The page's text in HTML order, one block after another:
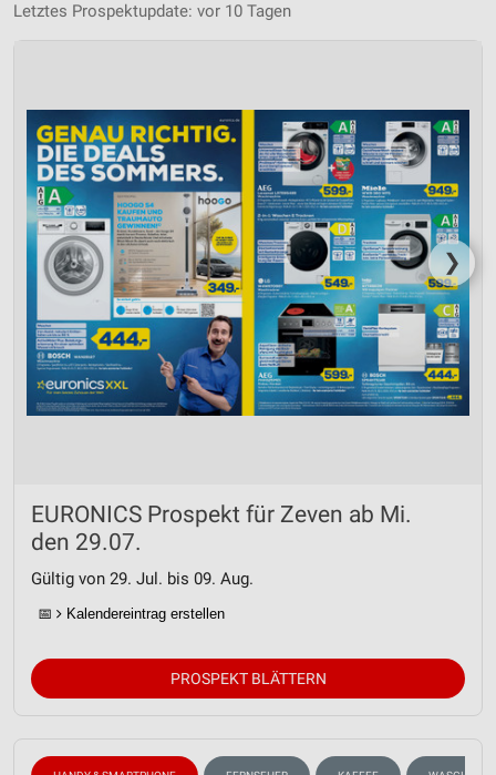
Letztes Prospektupdate: vor 10 Tagen
❯
EURONICS Prospekt für Zeven ab Mi.
den 29.07.
Gültig von 29. Jul. bis 09. Aug.
📅 Kalendereintrag erstellen
PROSPEKT BLÄTTERN